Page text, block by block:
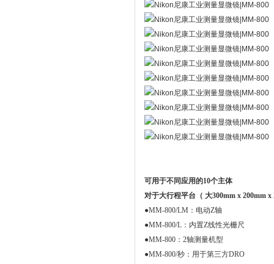
可用于不同应用的10个主体
对于大行程平台（ 大300mm x 200mm x
●MM-800/LM：电动Z轴
●MM-800/L：内置Z线性光栅尺
●MM-800：2轴测量机型
●MM-800/秒：用于第三方DRO